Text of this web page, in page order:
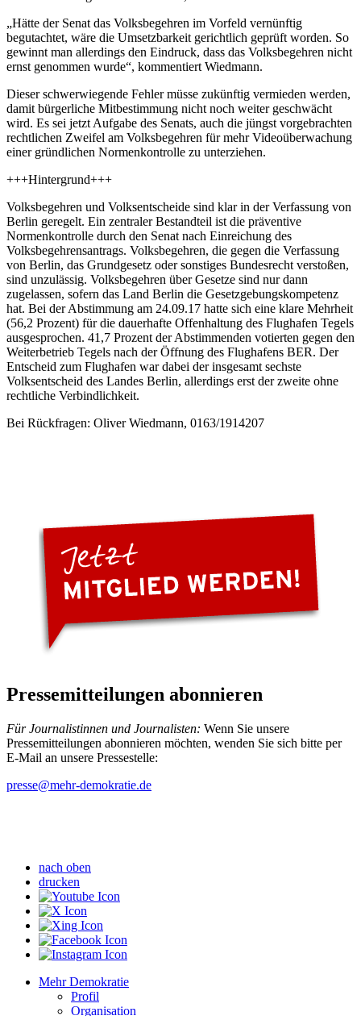
„Hätte der Senat das Volksbegehren im Vorfeld vernünftig
begutachtet, wäre die Umsetzbarkeit gerichtlich geprüft worden. So
gewinnt man allerdings den Eindruck, dass das Volksbegehren nicht
ernst genommen wurde“, kommentiert Wiedmann.
Dieser schwerwiegende Fehler müsse zukünftig vermieden werden,
damit bürgerliche Mitbestimmung nicht noch weiter geschwächt
wird. Es sei jetzt Aufgabe des Senats, auch die jüngst vorgebrachten
rechtlichen Zweifel am Volksbegehren für mehr Videoüberwachung
einer gründlichen Normenkontrolle zu unterziehen.
+++Hintergrund+++
Volksbegehren und Volksentscheide sind klar in der Verfassung von
Berlin geregelt. Ein zentraler Bestandteil ist die präventive
Normenkontrolle durch den Senat nach Einreichung des
Volksbegehrensantrags. Volksbegehren, die gegen die Verfassung
von Berlin, das Grundgesetz oder sonstiges Bundesrecht verstoßen,
sind unzulässig. Volksbegehren über Gesetze sind nur dann
zugelassen, sofern das Land Berlin die Gesetzgebungskompetenz
hat. Bei der Abstimmung am 24.09.17 hatte sich eine klare Mehrheit
(56,2 Prozent) für die dauerhafte Offenhaltung des Flughafen Tegels
ausgesprochen. 41,7 Prozent der Abstimmenden votierten gegen den
Weiterbetrieb Tegels nach der Öffnung des Flughafens BER. Der
Entscheid zum Flughafen war dabei der insgesamt sechste
Volksentscheid des Landes Berlin, allerdings erst der zweite ohne
rechtliche Verbindlichkeit.
Bei Rückfragen: Oliver Wiedmann, 0163/1914207
Pressemitteilungen abonnieren
Für Journalistinnen und Journalisten: Wenn Sie unsere
Pressemitteilungen abonnieren möchten, wenden Sie sich bitte per
E-Mail an unsere Pressestelle:
presse@mehr-demokratie.de
nach oben
drucken
Mehr Demokratie
Profil
Organisation